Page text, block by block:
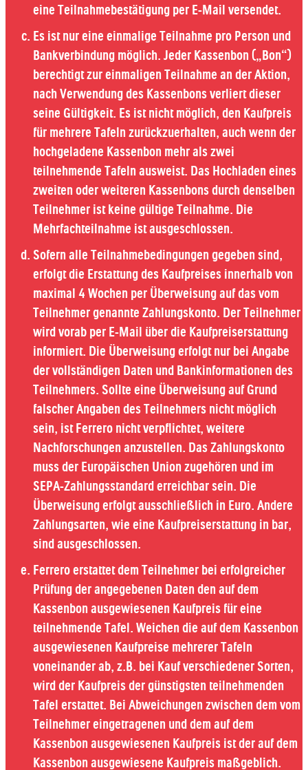
eine Teilnahmebestätigung per E-Mail versendet.
Es ist nur eine einmalige Teilnahme pro Person und
Bankverbindung möglich. Jeder Kassenbon („Bon“)
berechtigt zur einmaligen Teilnahme an der Aktion,
nach Verwendung des Kassenbons verliert dieser
seine Gültigkeit. Es ist nicht möglich, den Kaufpreis
für mehrere Tafeln zurückzuerhalten, auch wenn der
hochgeladene Kassenbon mehr als zwei
teilnehmende Tafeln ausweist. Das Hochladen eines
zweiten oder weiteren Kassenbons durch denselben
Teilnehmer ist keine gültige Teilnahme. Die
Mehrfachteilnahme ist ausgeschlossen.
Sofern alle Teilnahmebedingungen gegeben sind,
erfolgt die Erstattung des Kaufpreises innerhalb von
maximal 4 Wochen per Überweisung auf das vom
Teilnehmer genannte Zahlungskonto. Der Teilnehmer
wird vorab per E-Mail über die Kaufpreiserstattung
informiert. Die Überweisung erfolgt nur bei Angabe
der vollständigen Daten und Bankinformationen des
Teilnehmers. Sollte eine Überweisung auf Grund
falscher Angaben des Teilnehmers nicht möglich
sein, ist Ferrero nicht verpflichtet, weitere
Nachforschungen anzustellen. Das Zahlungskonto
muss der Europäischen Union zugehören und im
SEPA-Zahlungsstandard erreichbar sein. Die
Überweisung erfolgt ausschließlich in Euro. Andere
Zahlungsarten, wie eine Kaufpreiserstattung in bar,
sind ausgeschlossen.
Ferrero erstattet dem Teilnehmer bei erfolgreicher
Prüfung der angegebenen Daten den auf dem
Kassenbon ausgewiesenen Kaufpreis für eine
teilnehmende Tafel. Weichen die auf dem Kassenbon
ausgewiesenen Kaufpreise mehrerer Tafeln
voneinander ab, z.B. bei Kauf verschiedener Sorten,
wird der Kaufpreis der günstigsten teilnehmenden
Tafel erstattet. Bei Abweichungen zwischen dem vom
Teilnehmer eingetragenen und dem auf dem
Kassenbon ausgewiesenen Kaufpreis ist der auf dem
Kassenbon ausgewiesene Kaufpreis maßgeblich.